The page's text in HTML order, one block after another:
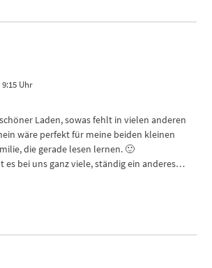
Uhr
Laden, sowas fehlt in vielen anderen
wäre perfekt für meine beiden kleinen
die gerade lesen lernen. 🙂
es bei uns ganz viele, ständig ein anderes…